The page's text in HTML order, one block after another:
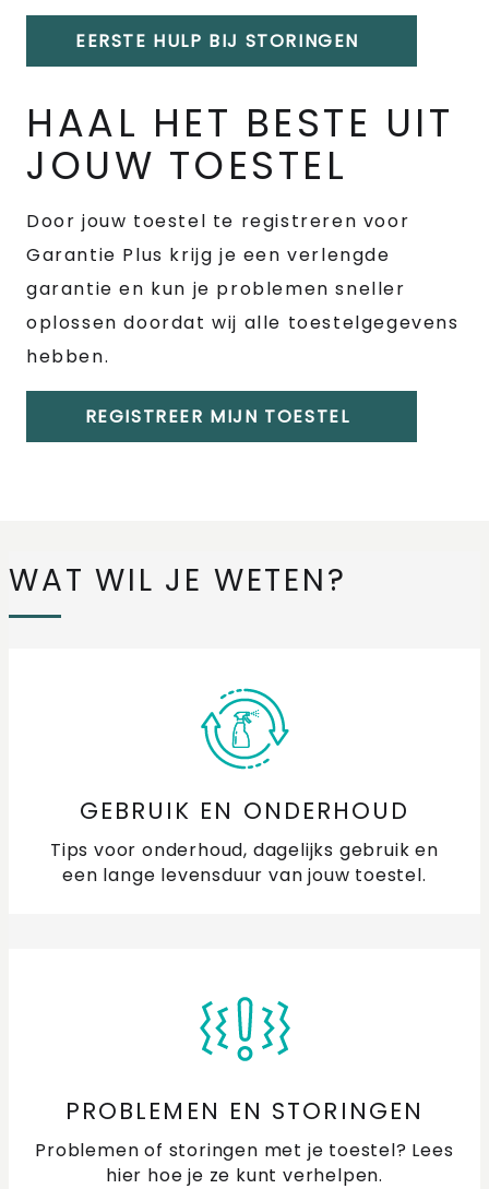
EERSTE HULP BIJ STORINGEN
HAAL HET BESTE UIT
JOUW TOESTEL
Door jouw toestel te registreren voor
Garantie Plus krijg je een verlengde
garantie en kun je problemen sneller
oplossen doordat wij alle toestelgegevens
hebben.
REGISTREER MIJN TOESTEL
WAT WIL JE WETEN?
GEBRUIK EN ONDERHOUD
Tips voor onderhoud, dagelijks gebruik en
een lange levensduur van jouw toestel.
PROBLEMEN EN STORINGEN
Problemen of storingen met je toestel? Lees
hier hoe je ze kunt verhelpen.